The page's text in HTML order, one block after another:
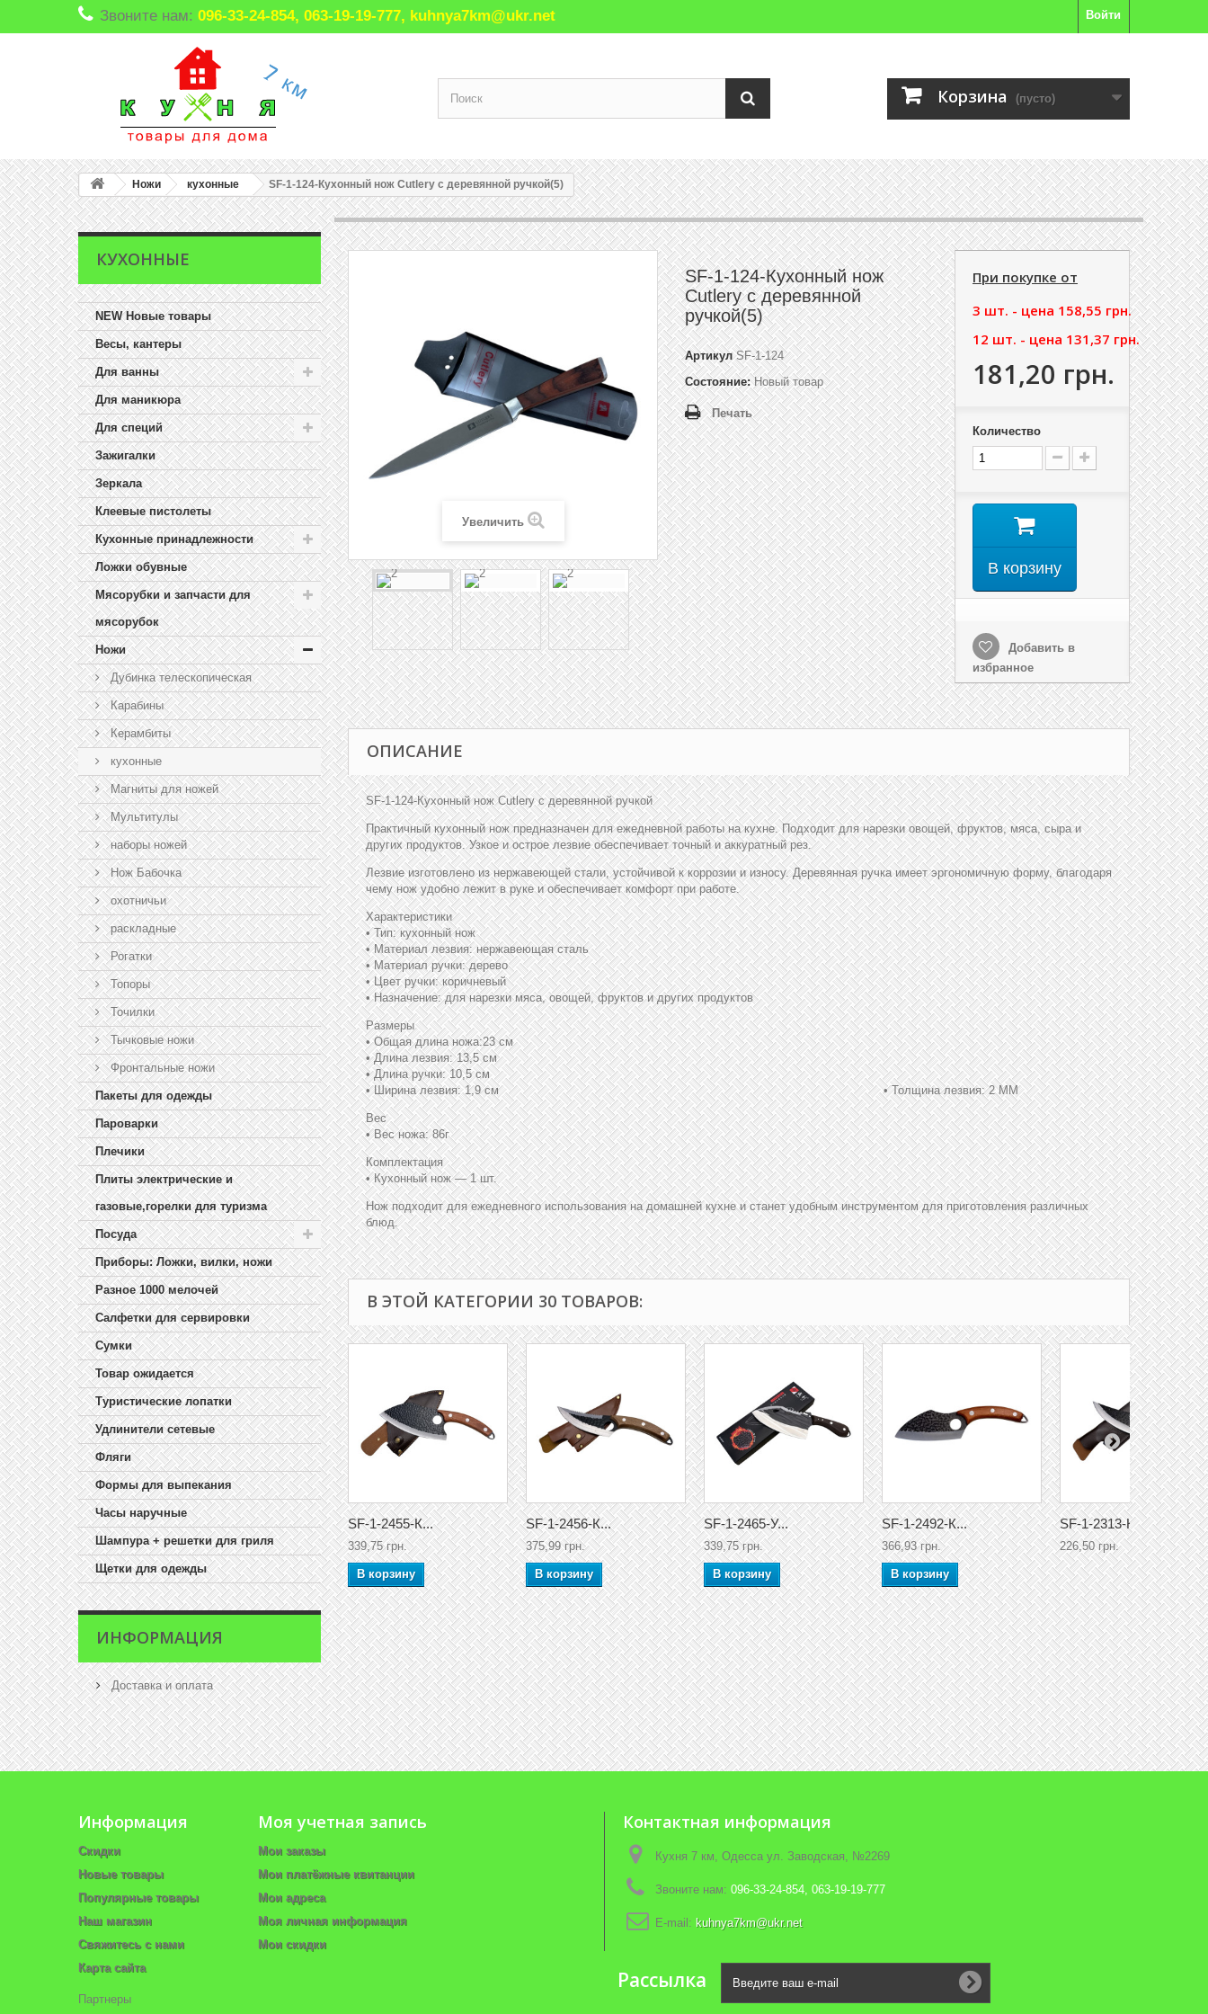
Войти
Звоните нам: 096-33-24-854, 063-19-19-777, kuhnya7km@ukr.net
Корзина (пусто)
Ножи кухонные SF-1-124-Кухонный нож Cutlery с деревянной ручкой(5)
КУХОННЫЕ
NEW Новые товары
Весы, кантеры
Для ванны
Для маникюра
Для специй
Зажигалки
Зеркала
Клеевые пистолеты
Кухонные принадлежности
Ложки обувные
Мясорубки и запчасти для
мясорубок
Ножи
Дубинка телескопическая
Карабины
Керамбиты
кухонные
Магниты для ножей
Мультитулы
наборы ножей
Нож Бабочка
охотничьи
раскладные
Рогатки
Топоры
Точилки
Тычковые ножи
Фронтальные ножи
Пакеты для одежды
Пароварки
Плечики
Плиты электрические и
газовые,горелки для туризма
Посуда
Приборы: Ложки, вилки, ножи
Разное 1000 мелочей
Салфетки для сервировки
Сумки
Товар ожидается
Туристические лопатки
Удлинители сетевые
Фляги
Формы для выпекания
Часы наручные
Шампура + решетки для гриля
Щетки для одежды
ИНФОРМАЦИЯ
Доставка и оплата
Увеличить
SF-1-124-Кухонный нож
Cutlery с деревянной
ручкой(5)
Артикул SF-1-124
Состояние: Новый товар
Печать
При покупке от
3 шт. - цена 158,55 грн.
12 шт. - цена 131,37 грн.
181,20 грн.
Количество
В корзину
Добавить в
избранное
ОПИСАНИЕ
SF-1-124-Кухонный нож Cutlery с деревянной ручкой
Практичный кухонный нож предназначен для ежедневной работы на кухне. Подходит для нарезки овощей, фруктов, мяса, сыра и
других продуктов. Узкое и острое лезвие обеспечивает точный и аккуратный рез.
Лезвие изготовлено из нержавеющей стали, устойчивой к коррозии и износу. Деревянная ручка имеет эргономичную форму, благодаря
чему нож удобно лежит в руке и обеспечивает комфорт при работе.
Характеристики
• Тип: кухонный нож
• Материал лезвия: нержавеющая сталь
• Материал ручки: дерево
• Цвет ручки: коричневый
• Назначение: для нарезки мяса, овощей, фруктов и других продуктов
Размеры
• Общая длина ножа:23 см
• Длина лезвия: 13,5 см
• Длина ручки: 10,5 см
• Ширина лезвия: 1,9 см • Толщина лезвия: 2 ММ
Вес
• Вес ножа: 86г
Комплектация
• Кухонный нож — 1 шт.
Нож подходит для ежедневного использования на домашней кухне и станет удобным инструментом для приготовления различных
блюд.
В ЭТОЙ КАТЕГОРИИ 30 ТОВАРОВ:
SF-1-2455-К...
339,75 грн.
В корзину
SF-1-2456-К...
375,99 грн.
В корзину
SF-1-2465-У...
339,75 грн.
В корзину
SF-1-2492-К...
366,93 грн.
В корзину
SF-1-2313-К...
226,50 грн.
Информация
Скидки
Новые товары
Популярные товары
Наш магазин
Свяжитесь с нами
Карта сайта
Партнеры
Моя учетная запись
Мои заказы
Мои платёжные квитанции
Мои адреса
Моя личная информация
Мои скидки
Контактная информация
Кухня 7 км, Одесса ул. Заводская, №2269
Звоните нам: 096-33-24-854, 063-19-19-777
E-mail: kuhnya7km@ukr.net
Рассылка